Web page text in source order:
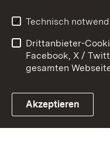
Link zum Landesportal
Barrierefreiheit
Impressum
Technisch
Drittanbieter-
Facebook, X /
gesamten
Akzeptieren